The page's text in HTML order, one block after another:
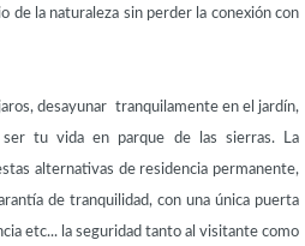
de la naturaleza sin perder la conexión con
desayunar tranquilamente en el jardín,
tu vida en parque de las sierras. La
alternativas de residencia permanente,
de tranquilidad, con una única puerta
etc... la seguridad tanto al visitante como